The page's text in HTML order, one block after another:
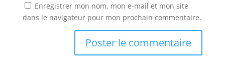
Enregistrer mon nom, mon e-mail et mon site
dans le navigateur pour mon prochain commentaire.